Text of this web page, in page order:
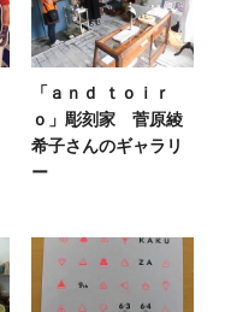
「ａｎｄ ｔｏｉｒ
ｏ」彫刻家 菅原綾
希子さんのギャラリ
ー